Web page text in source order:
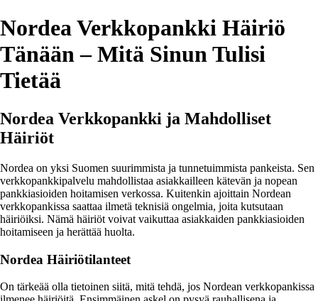
Nordea Verkkopankki Häiriö
Tänään – Mitä Sinun Tulisi
Tietää
Nordea Verkkopankki ja Mahdolliset
Häiriöt
Nordea on yksi Suomen suurimmista ja tunnetuimmista pankeista. Sen
verkkopankkipalvelu mahdollistaa asiakkailleen kätevän ja nopean
pankkiasioiden hoitamisen verkossa. Kuitenkin ajoittain Nordean
verkkopankissa saattaa ilmetä teknisiä ongelmia, joita kutsutaan
häiriöiksi. Nämä häiriöt voivat vaikuttaa asiakkaiden pankkiasioiden
hoitamiseen ja herättää huolta.
Nordea Häiriötilanteet
On tärkeää olla tietoinen siitä, mitä tehdä, jos Nordean verkkopankissa